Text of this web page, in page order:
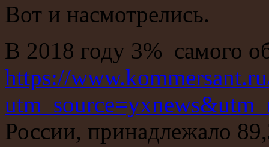
Вот и насмотрелись.
В 2018 году 3% самого
https://
России, принадлежало